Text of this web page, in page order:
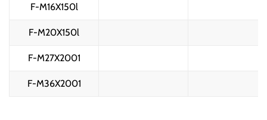
F-M16X150l
F-M20X150l
F-M27X2001
F-M36X2001